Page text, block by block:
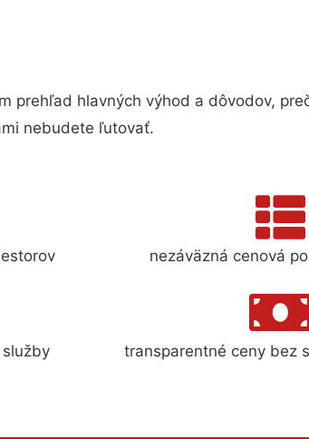
prehľad hlavných výhod a dôvodov,
nebudete ľutovať.
nezáväzná cenová
transparentné ceny bez